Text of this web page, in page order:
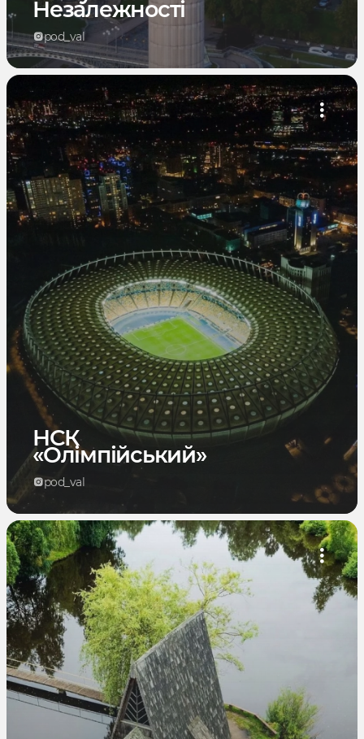
Незалежності
pod_val
НСК
«Олімпійський»
pod_val